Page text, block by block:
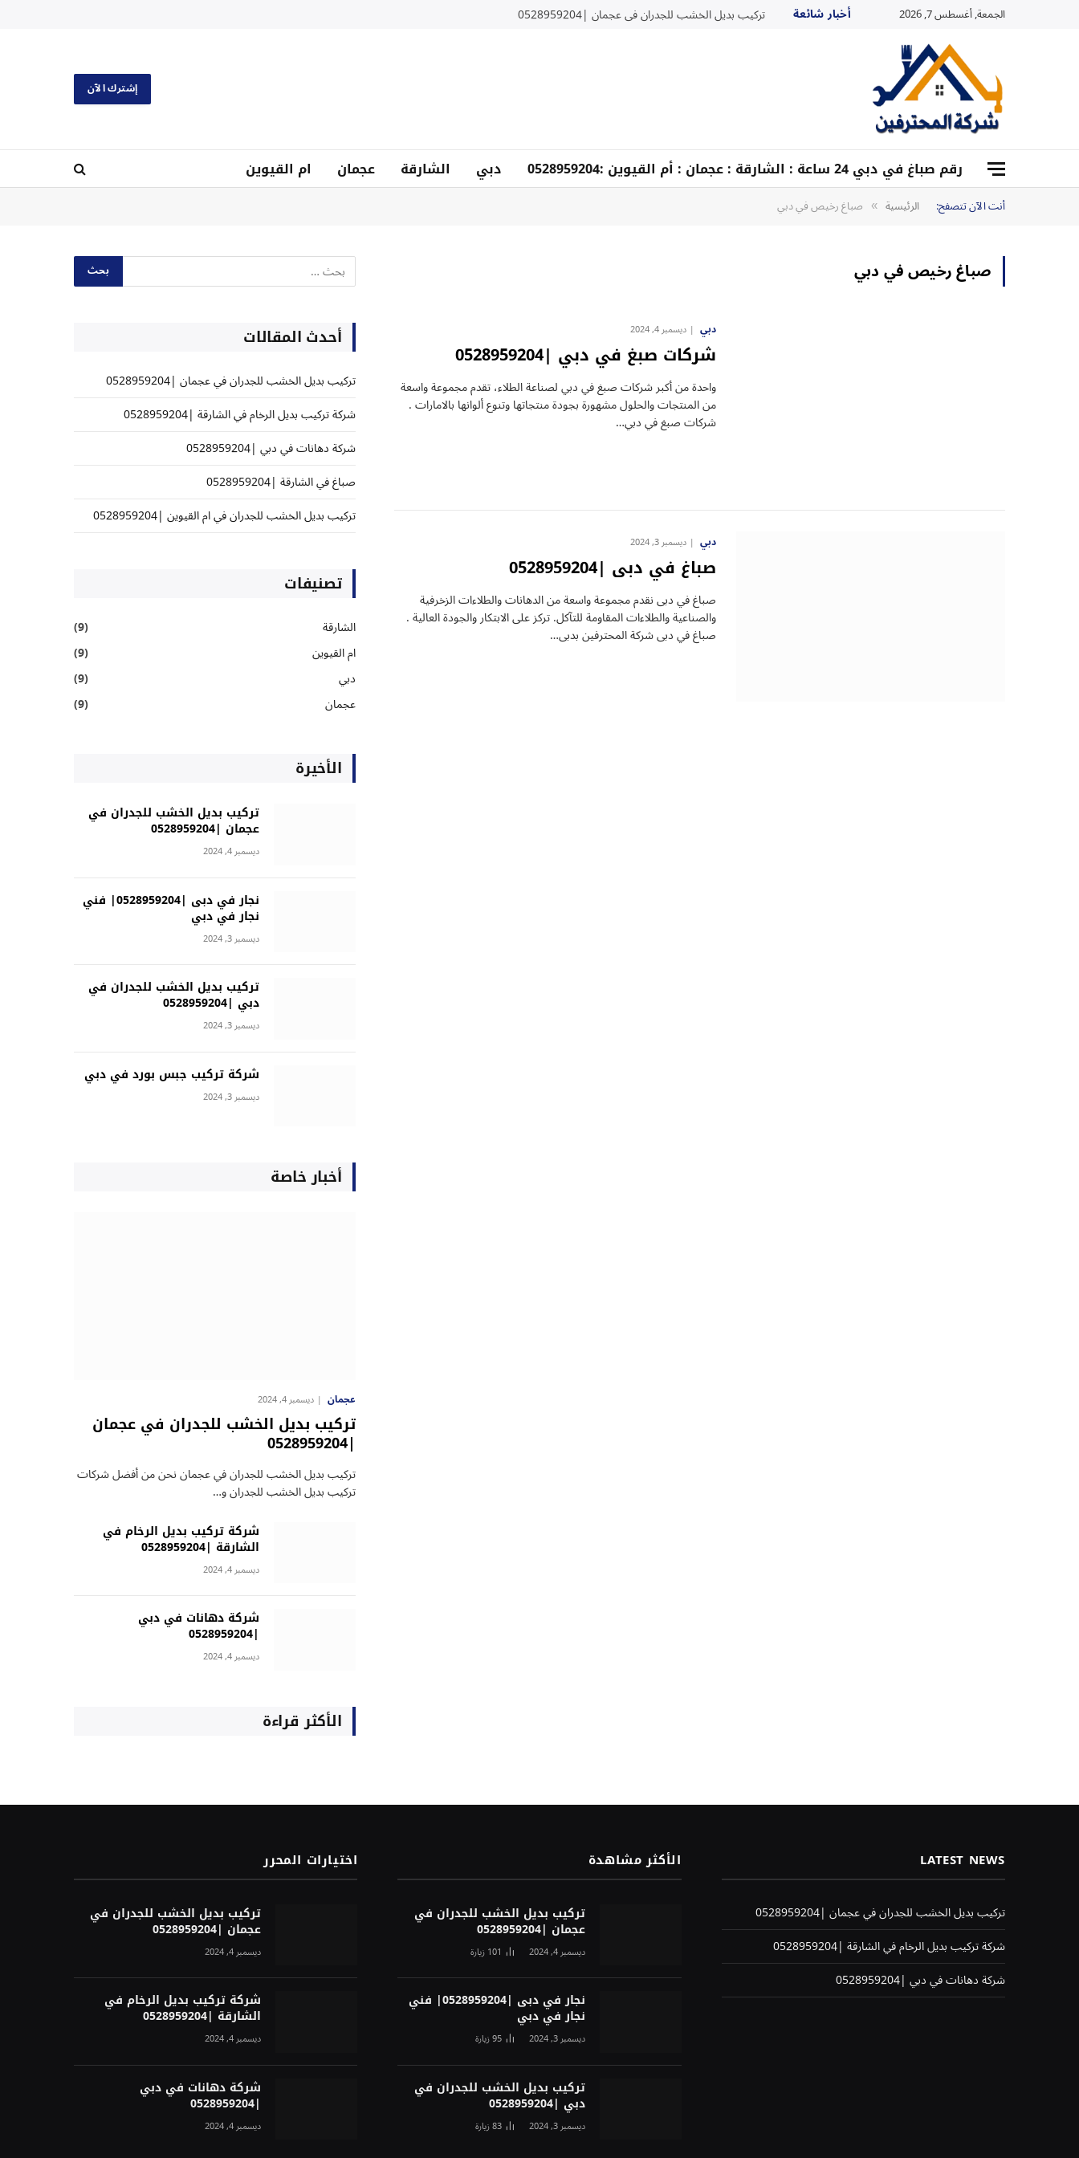
الجمعة, أغسطس 7, 2026 أخبار شائعة تركيب بديل الخشب للجدران في عجمان |0528959204
إشترك الآن
رقم صباغ في دبي 24 ساعة : الشارقة : عجمان : أم القيوين :0528959204 دبي الشارقة عجمان ام القيوين
أنت الآن تتصفح: الرئيسية » صباغ رخيص في دبي
صباغ رخيص في دبي
دبي ديسمبر 4, 2024
شركات صبغ في دبي |0528959204
واحدة من أكبر شركات صبغ في دبي لصناعة الطلاء، تقدم مجموعة واسعة
من المنتجات والحلول مشهورة بجودة منتجاتها وتنوع ألوانها بالامارات .
شركات صبغ في دبي…
دبي ديسمبر 3, 2024
صباغ في دبى |0528959204
صباغ في دبى نقدم مجموعة واسعة من الدهانات والطلاءات الزخرفية
والصناعية والطلاءات المقاومة للتآكل. تركز على الابتكار والجودة العالية .
صباغ في دبى شركة المحترفين بدبى…
أحدث المقالات
تركيب بديل الخشب للجدران في عجمان |0528959204
شركة تركيب بديل الرخام في الشارقة |0528959204
شركة دهانات في دبي |0528959204
صباغ في الشارقة |0528959204
تركيب بديل الخشب للجدران في ام القيوين |0528959204
تصنيفات
الشارقة
(9)
ام القيوين
(9)
دبي
(9)
عجمان
(9)
الأخيرة
تركيب بديل الخشب للجدران في
عجمان |0528959204
ديسمبر 4, 2024
نجار في دبى |0528959204| فني
نجار في دبي
ديسمبر 3, 2024
تركيب بديل الخشب للجدران في
دبي |0528959204
ديسمبر 3, 2024
شركة تركيب جبس بورد في دبي
ديسمبر 3, 2024
أخبار خاصة
عجمان ديسمبر 4, 2024
تركيب بديل الخشب للجدران في عجمان
|0528959204
تركيب بديل الخشب للجدران في عجمان نحن من أفضل شركات
تركيب بديل الخشب للجدران و…
شركة تركيب بديل الرخام في
الشارقة |0528959204
ديسمبر 4, 2024
شركة دهانات في دبي
|0528959204
ديسمبر 4, 2024
الأكثر قراءة
LATEST NEWS
تركيب بديل الخشب للجدران في عجمان |0528959204
شركة تركيب بديل الرخام في الشارقة |0528959204
شركة دهانات في دبي |0528959204
الأكثر مشاهدة
تركيب بديل الخشب للجدران في
عجمان |0528959204
ديسمبر 4, 2024 101زيارة
نجار في دبى |0528959204| فني
نجار في دبي
ديسمبر 3, 2024 95زيارة
تركيب بديل الخشب للجدران في
دبي |0528959204
ديسمبر 3, 2024 83زيارة
اختيارات المحرر
تركيب بديل الخشب للجدران في
عجمان |0528959204
ديسمبر 4, 2024
شركة تركيب بديل الرخام في
الشارقة |0528959204
ديسمبر 4, 2024
شركة دهانات في دبي
|0528959204
ديسمبر 4, 2024